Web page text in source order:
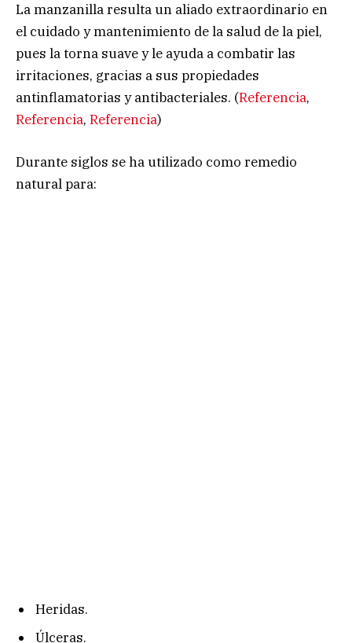
La manzanilla resulta un aliado extraordinario en
el cuidado y mantenimiento de la salud de la piel,
pues la torna suave y le ayuda a combatir las
irritaciones, gracias a sus propiedades
antinflamatorias y antibacteriales. (Referencia,
Referencia, Referencia)
Durante siglos se ha utilizado como remedio
natural para:
Heridas.
Úlceras.